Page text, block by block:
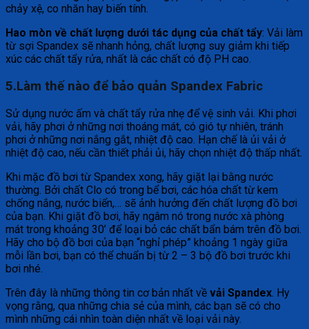
chảy xệ, co nhăn hay biến tính.
Hao mòn về chất lượng dưới tác dụng của chất tẩy: Vải làm
từ sợi Spandex sẽ nhanh hỏng, chất lượng suy giảm khi tiếp
xúc các chất tẩy rửa, nhất là các chất có độ PH cao.
5.Làm thế nào để bảo quản Spandex Fabric
Sử dụng nước ấm và chất tẩy rửa nhẹ để vệ sinh vải. Khi phơi
vải, hãy phơi ở những nơi thoáng mát, có gió tự nhiên, tránh
phơi ở những nơi nắng gắt, nhiệt độ cao. Hạn chế là ủi vải ở
nhiệt độ cao, nếu cần thiết phải ủi, hãy chọn nhiệt độ thấp nhất.
Khi mặc đồ bơi từ Spandex xong, hãy giặt lại bằng nước
thường. Bởi chất Clo có trong bể bơi, các hóa chất từ kem
chống nắng, nước biển,… sẽ ảnh hưởng đến chất lượng đồ bơi
của bạn. Khi giặt đồ bơi, hãy ngâm nó trong nước xà phòng
mát trong khoảng 30’ để loại bỏ các chất bẩn bám trên đồ bơi.
Hãy cho bộ đồ bơi của bạn “nghỉ phép” khoảng 1 ngày giữa
mỗi lần bơi, bạn có thể chuẩn bị từ 2 – 3 bộ đồ bơi trước khi
bơi nhé.
Trên đây là những thông tin cơ bản nhất về vải Spandex. Hy
vọng rằng, qua những chia sẻ của mình, các bạn sẽ có cho
mình những cái nhìn toàn diện nhất về loại vải này.